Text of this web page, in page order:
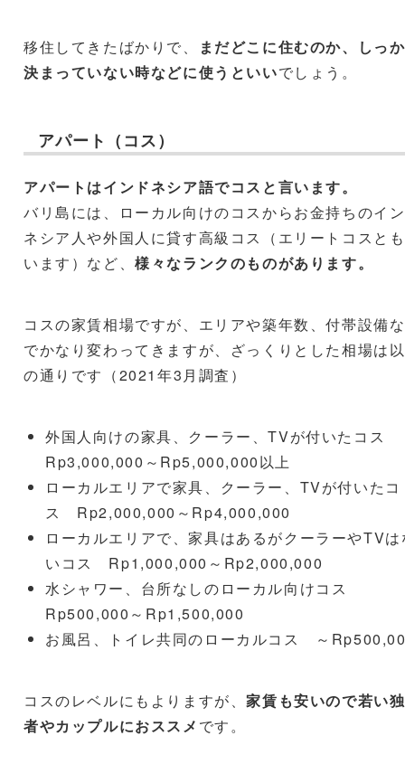
移住してきたばかりで、
まだどこに住むのか、しっ
決まっていない時などに使うといいでしょう。
アパート（コス）
アパートはインドネシア語でコスと言います。
バリ島には、ローカル向けのコスからお金持ちのイ
ネシア人や外国人に貸す高級コス（エリートコスと
います）など、様々なランクのものがあります。
コスの家賃相場ですが、エリアや築年数、付帯設備
でかなり変わってきますが、ざっくりとした相場は
の通りです（2021年3月調査）
外国人向けの家具、クーラー、TVが付いたコス
Rp3,000,000～Rp5,000,000以上
ローカルエリアで家具、クーラー、TVが付いたコ
ス Rp2,000,000～Rp4,000,000
ローカルエリアで、家具はあるがクーラーやTVは
いコス Rp1,000,000～Rp2,000,000
水シャワー、台所なしのローカル向けコス
Rp500,000～Rp1,500,000
お風呂、トイレ共同のローカルコス ～
コスのレベルにもよりますが、家賃も安いので若い
者やカップルにおススメ です。